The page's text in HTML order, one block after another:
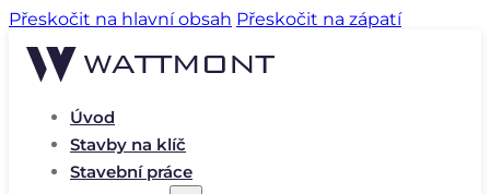
Přeskočit na hlavní obsah Přeskočit na zápatí
Úvod
Stavby na klíč
Stavební práce